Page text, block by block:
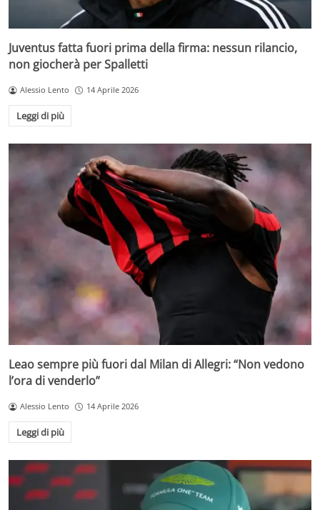
Juventus fatta fuori prima della firma: nessun rilancio,
non giocherà per Spalletti
Alessio Lento 14 Aprile 2026
Leggi di più
Leao sempre più fuori dal Milan di Allegri: “Non vedono
l’ora di venderlo”
Alessio Lento 14 Aprile 2026
Leggi di più